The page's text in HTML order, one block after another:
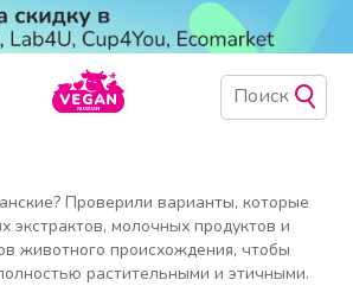
Проверили варианты, которые
экстрактов, молочных продуктов и
животного происхождения, чтобы
растительными и этичными.